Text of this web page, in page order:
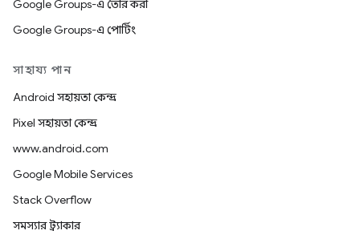
Google Groups-এ তৈরি করা
Google Groups-এ পোর্টিং
সাহায্য পান
Android সহায়তা কেন্দ্র
Pixel সহায়তা কেন্দ্র
www.android.com
Google Mobile Services
Stack Overflow
সমস্যার ট্র্যাকার